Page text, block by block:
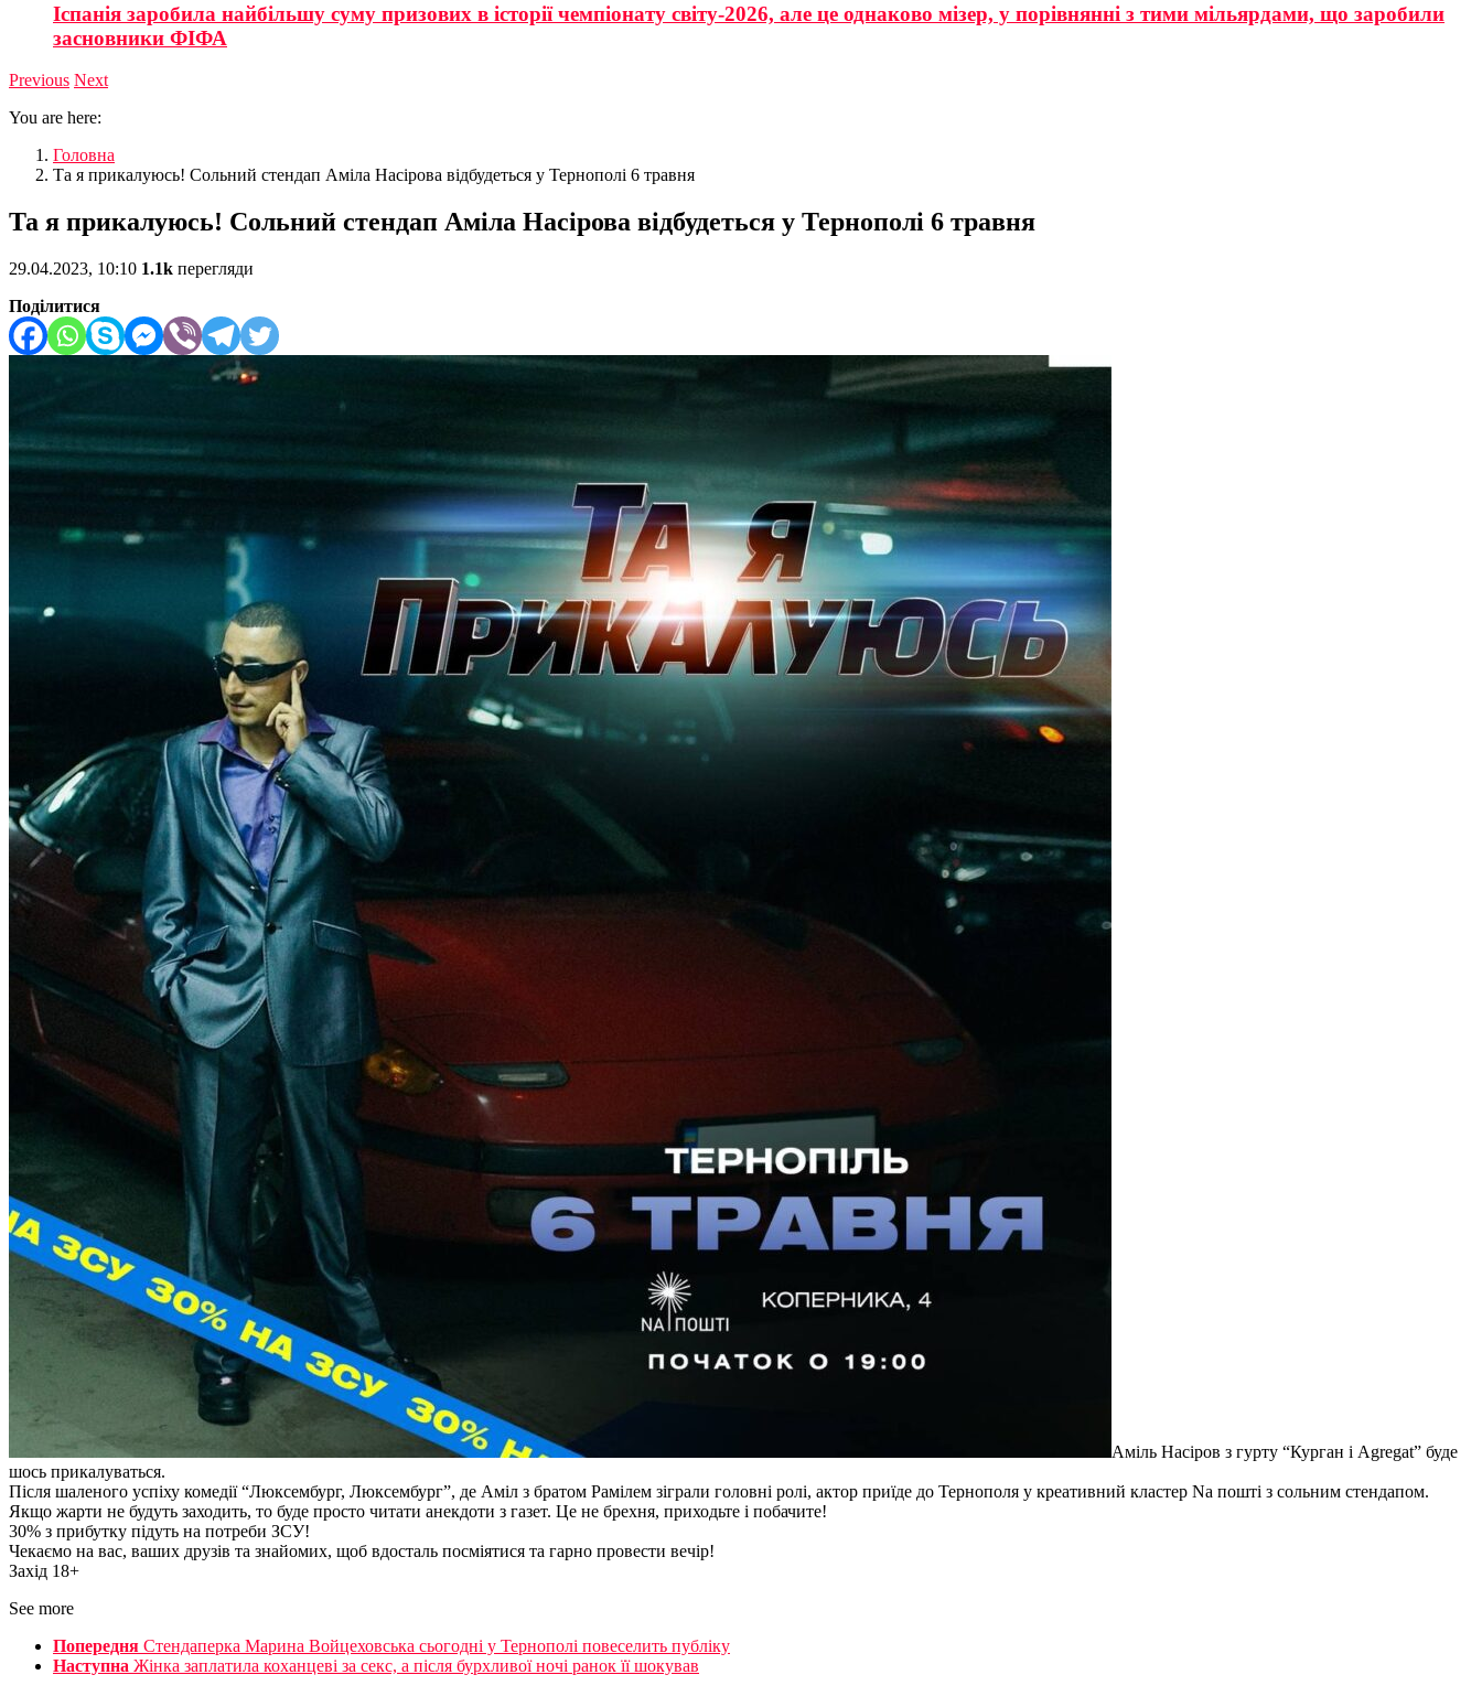
Іспанія заробила найбільшу суму призових в історії чемпіонату світу-2026, але це однаково мізер, у порівнянні з тими мільярдами, що заробили
засновники ФІФА
Previous Next
You are here:
Головна
Та я прикалуюсь! Сольний стендап Аміла Насірова відбудеться у Тернополі 6 травня
Та я прикалуюсь! Сольний стендап Аміла Насірова відбудеться у Тернополі 6 травня
29.04.2023, 10:10 1.1k перегляди
Поділитися
Аміль Насіров з гурту “Курган і Agregat” буде
шось прикалуваться.
Після шаленого успіху комедії “Люксембург, Люксембург”, де Аміл з братом Рамілем зіграли головні ролі, актор приїде до Тернополя у креативний кластер Nа пошті з сольним стендапом.
Якщо жарти не будуть заходить, то буде просто читати анекдоти з газет. Це не брехня, приходьте і побачите!
30% з прибутку підуть на потреби ЗСУ!
Чекаємо на вас, ваших друзів та знайомих, щоб вдосталь посміятися та гарно провести вечір!
Захід 18+
See more
Попередня Стендаперка Марина Войцеховська сьогодні у Тернополі повеселить публіку
Наступна Жінка заплатила коханцеві за секс, а після бурхливої ночі ранок її шокував